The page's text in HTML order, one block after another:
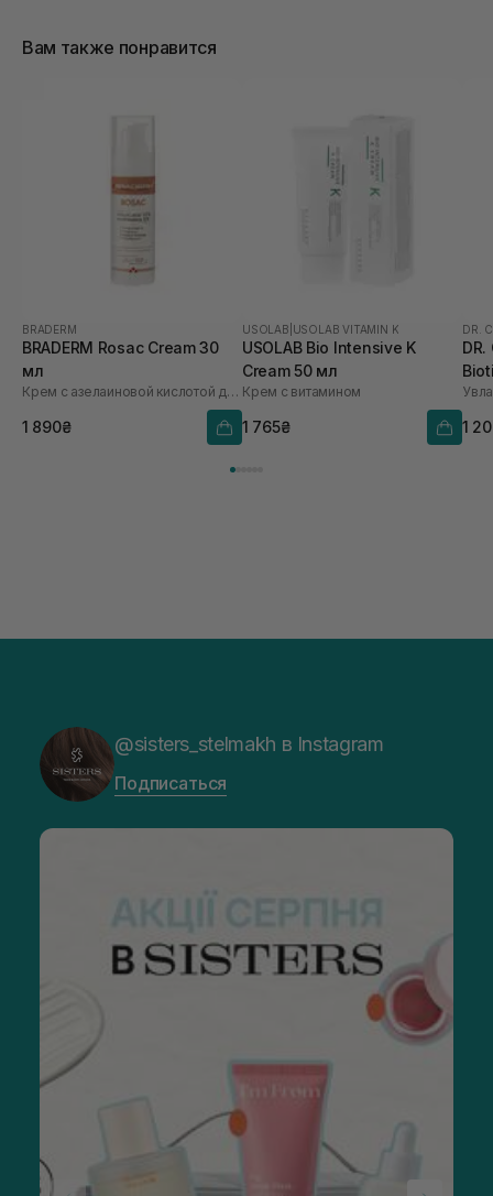
Вам также понравится
BRADERM
BRADERM Rosac Cream 30
мл
Крем с азелаиновой кислотой для кожи подверженной покраснениям и розацеа
1 890₴
USOLAB USOLAB VITAMIN K
USOLAB Bio Intensive K
Cream 50 мл
Крем с витамином
1 765₴
DR.
DR.
1
@sisters_stelmakh в Instagram
Подписаться